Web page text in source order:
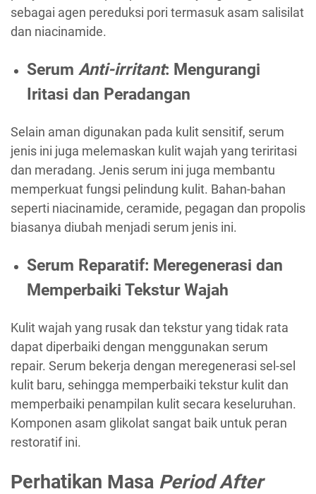
sebagai agen pereduksi pori termasuk asam salisilat
dan niacinamide.
Serum Anti-irritant: Mengurangi
Iritasi dan Peradangan
Selain aman digunakan pada kulit sensitif, serum
jenis ini juga melemaskan kulit wajah yang teriritasi
dan meradang. Jenis serum ini juga membantu
memperkuat fungsi pelindung kulit. Bahan-bahan
seperti niacinamide, ceramide, pegagan dan propolis
biasanya diubah menjadi serum jenis ini.
Serum Reparatif: Meregenerasi dan
Memperbaiki Tekstur Wajah
Kulit wajah yang rusak dan tekstur yang tidak rata
dapat diperbaiki dengan menggunakan serum
repair. Serum bekerja dengan meregenerasi sel-sel
kulit baru, sehingga memperbaiki tekstur kulit dan
memperbaiki penampilan kulit secara keseluruhan.
Komponen asam glikolat sangat baik untuk peran
restoratif ini.
Perhatikan Masa Period After